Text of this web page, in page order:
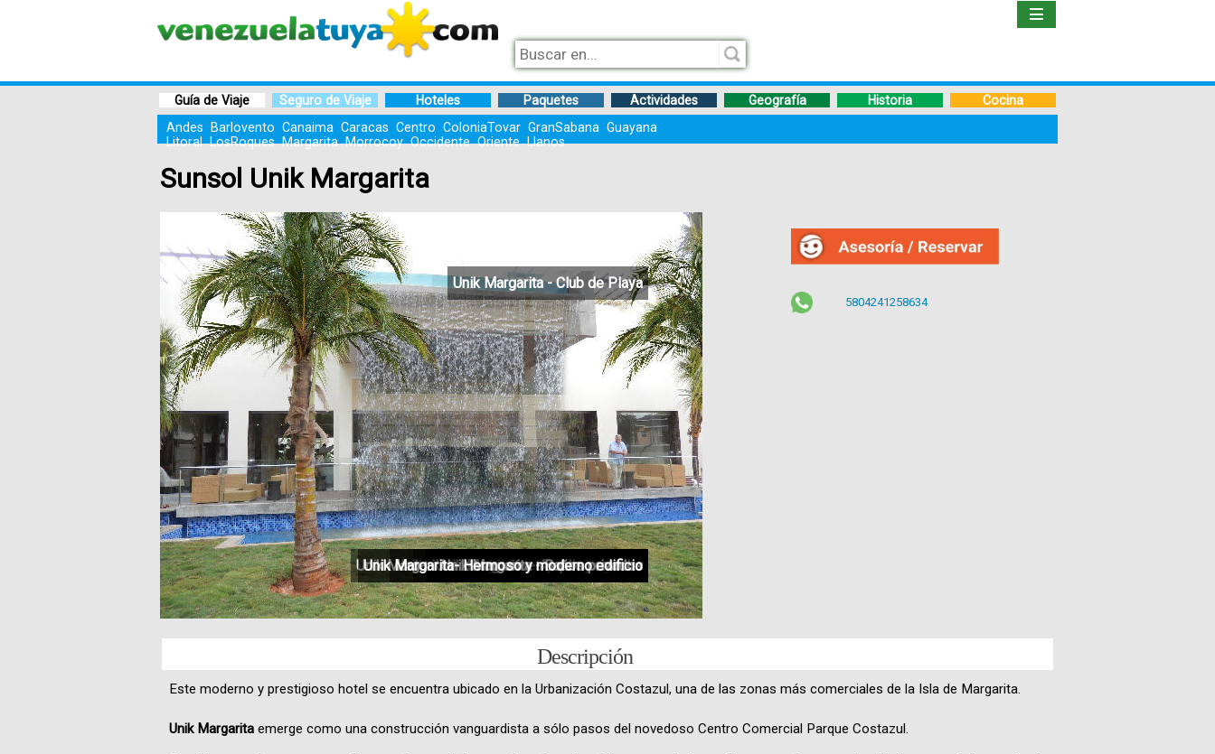
Libro
Guía de Viaje Seguro de Viaje Hoteles Paquetes Actividades Geografía Historia
Cocina
Andes
Barlovento Canaima Caracas Centro ColoniaTovar GranSabana Guayana
Litoral LosRoques Margarita Morrocoy Occidente Oriente Llanos
Sunsol Unik Margarita
5804241258634
Unik Margarita - Fresca arquitectura
Unik Margarita- Lobby
Unik Margarita - Habitación Matrimonial
Unik Margarita - Habitación Doble
Unik Margarita - Camas King Size
Unik Margarita - Comididades para ejecutivos
Unik Margarita - Amplio comedor
Unik Margarita - Baños privados
Unik Margarita- Hermoso y moderno edificio
Unik Margarita - Club de Playa
Descripción
Este moderno y prestigioso hotel se encuentra ubicado en la Urbanización Costazul, una de las zonas más comerciales de la Isla de Margarita.
Unik Margaritaemerge como una construcción vanguardista a sólo pasos del novedoso Centro Comercial Parque Costazul.